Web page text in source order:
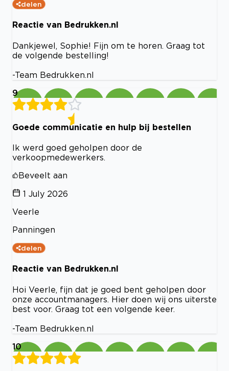
delen
Reactie van Bedrukken.nl
Dankjewel, Sophie! Fijn om te horen. Graag tot
de volgende bestelling!
-Team Bedrukken.nl
9
Goede communicatie en hulp bij bestellen
Ik werd goed geholpen door de
verkoopmedewerkers.
Beveelt aan
1 July 2026
Veerle
Panningen
delen
Reactie van Bedrukken.nl
Hoi Veerle, fijn dat je goed bent geholpen door
onze accountmanagers. Hier doen wij ons uiterste
best voor. Graag tot een volgende keer.
-Team Bedrukken.nl
10